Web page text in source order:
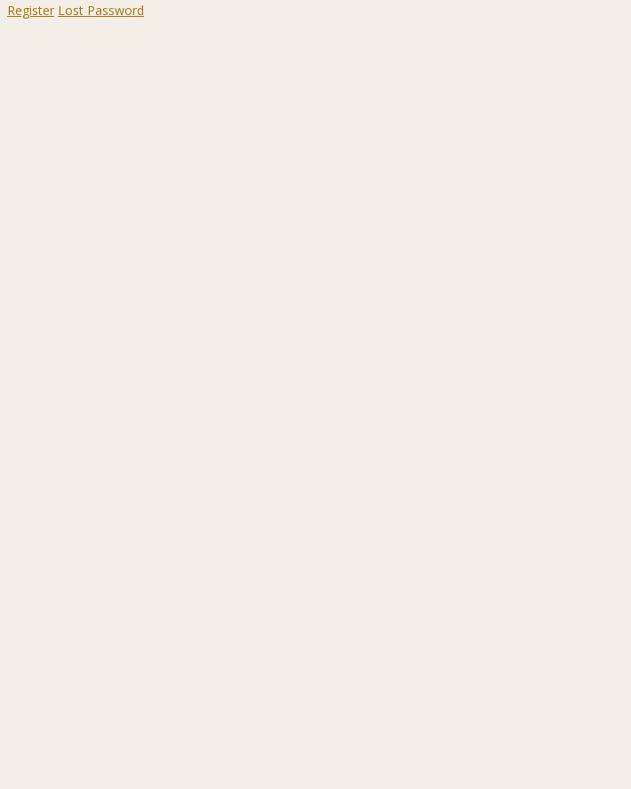
Register Lost Password